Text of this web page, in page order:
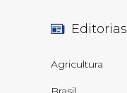
Editorias
Agricultura